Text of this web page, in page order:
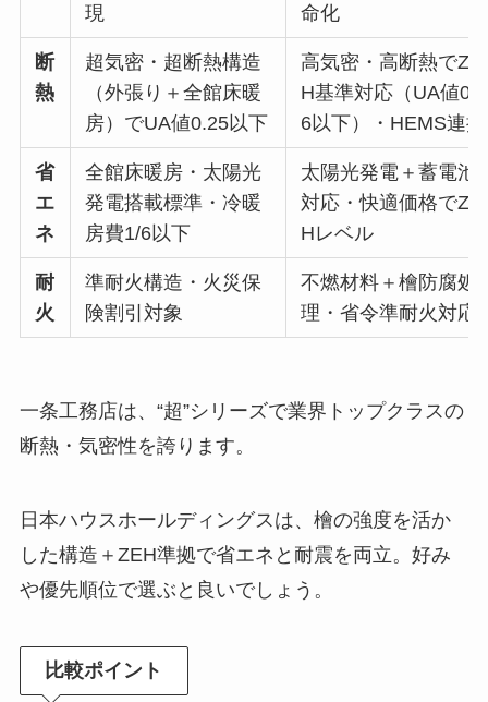
現
命化
断
熱
超気密・超断熱構造
（外張り＋全館床暖
房）でUA値0.25以下
高気密・高断熱でZE
H基準対応（UA値0.5
6以下）・HEMS連携
省
エ
ネ
全館床暖房・太陽光
発電搭載標準・冷暖
房費1/6以下
太陽光発電＋蓄電池
対応・快適価格でZE
Hレベル
耐
火
準耐火構造・火災保
険割引対象
不燃材料＋檜防腐処
理・省令準耐火対応
一条工務店は、“超”シリーズで業界トップクラスの
断熱・気密性を誇ります。
日本ハウスホールディングスは、檜の強度を活か
した構造＋ZEH準拠で省エネと耐震を両立。好み
や優先順位で選ぶと良いでしょう。
比較ポイント